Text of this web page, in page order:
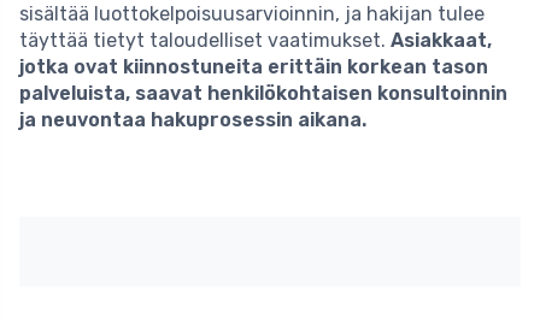
sisältää luottokelpoisuusarvioinnin, ja hakijan tulee
täyttää tietyt taloudelliset vaatimukset. Asiakkaat,
jotka ovat kiinnostuneita erittäin korkean tason
palveluista, saavat henkilökohtaisen konsultoinnin
ja neuvontaa hakuprosessin aikana.